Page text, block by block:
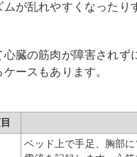
が乱れやすくなったり
臓の筋肉が障害されず
ースもあります。
ベッド上で手足、胸部